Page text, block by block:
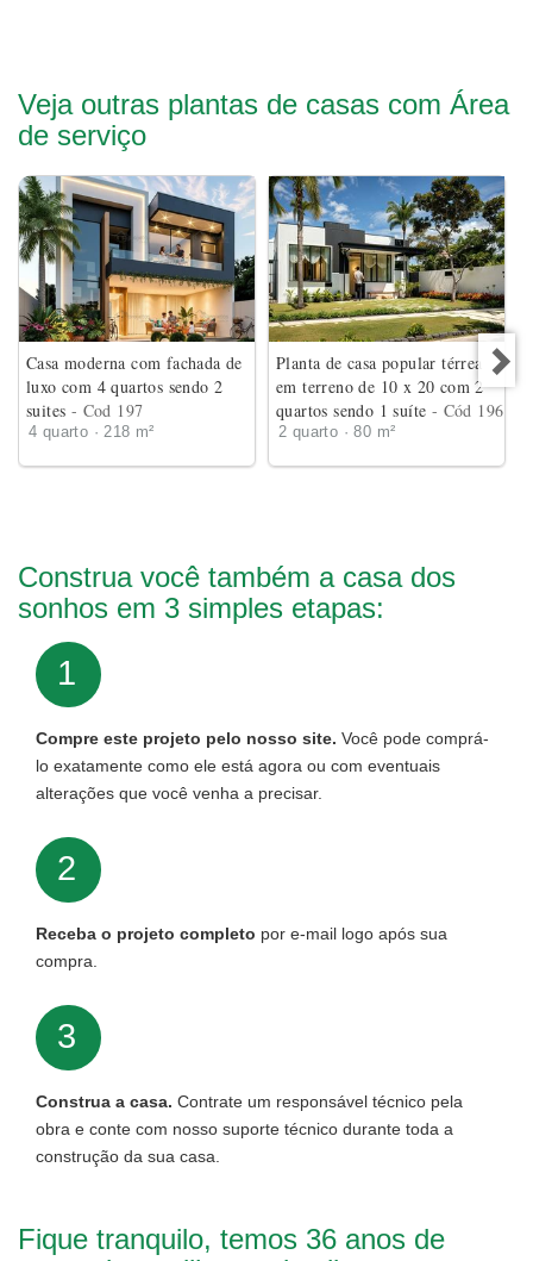
Veja outras plantas de casas com Área
de serviço
Casa moderna com fachada de
luxo com 4 quartos sendo 2
suites - Cod 197
4 quarto · 218 m²
Planta de casa popular térrea
em terreno de 10 x 20 com 2
quartos sendo 1 suíte - Cód 196
2 quarto · 80 m²
Construa você também a casa dos
sonhos em 3 simples etapas:
1
Compre este projeto pelo nosso site. Você pode comprá-
lo exatamente como ele está agora ou com eventuais
alterações que você venha a precisar.
2
Receba o projeto completo por e-mail logo após sua
compra.
3
Construa a casa. Contrate um responsável técnico pela
obra e conte com nosso suporte técnico durante toda a
construção da sua casa.
Fique tranquilo, temos 36 anos de